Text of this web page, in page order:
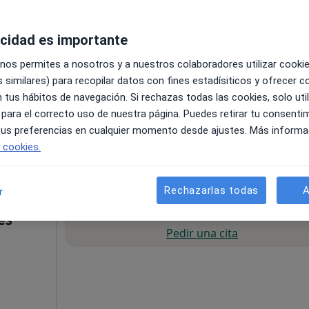
Pedir una cita
es importante
permites a nosotros y a nuestros colaboradores utilizar
similares) para recopilar datos con fines estadísiticos y ofrecer
tus hábitos de navegación. Si rechazas todas las cookies, solo
el correcto uso de nuestra página. Puedes retirar tu
preferencias en cualquier momento desde ajustes. Más
Rechazarlas todas